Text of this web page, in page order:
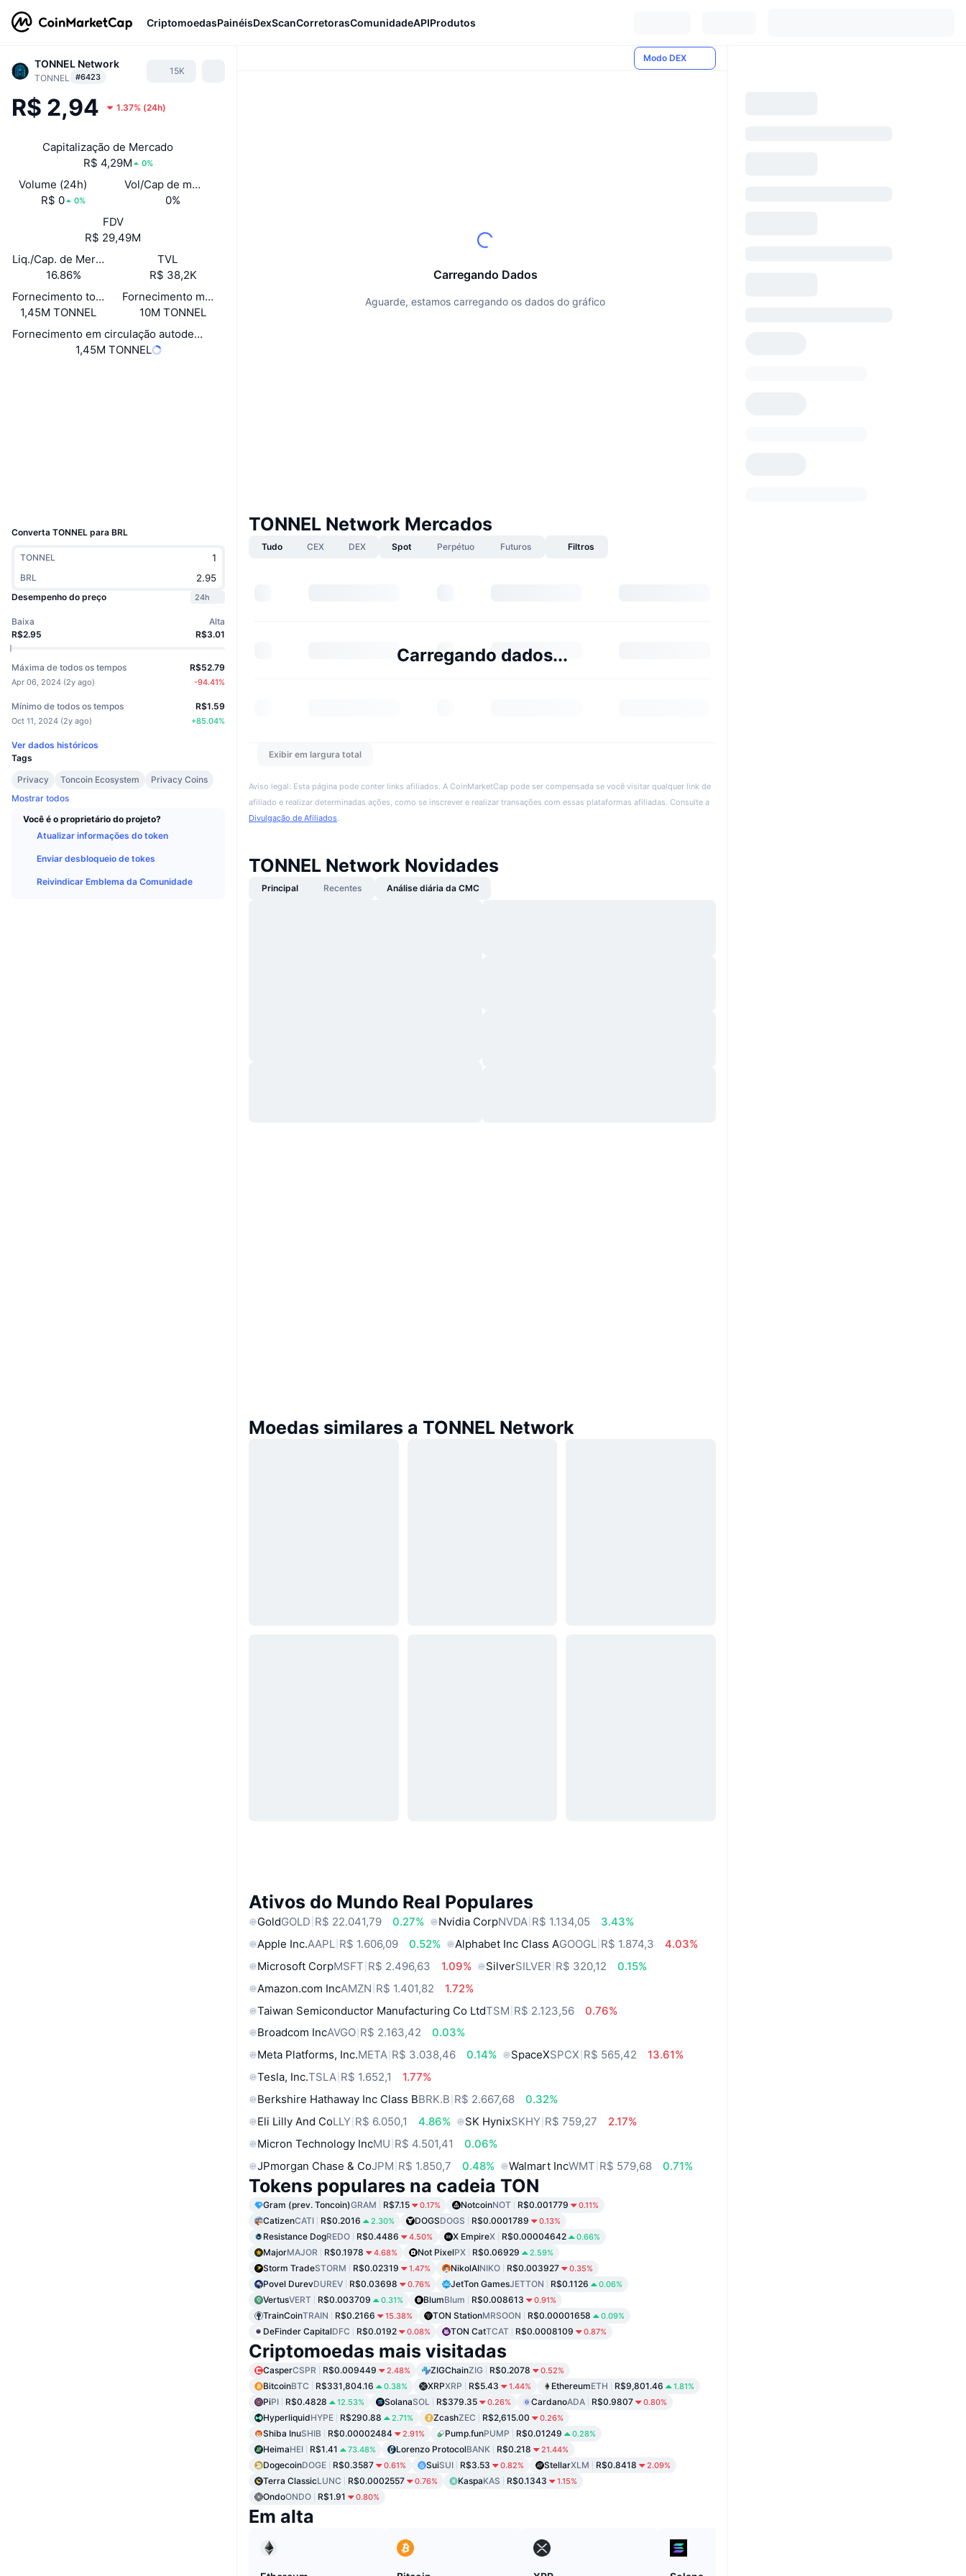
CriptomoedasPainéisDexScanCorretorasComunidadeAPIProdutos
TONNEL Network
TONNEL #6423
15K
R$ 2,94 1.37% (24h)
Capitalização de Mercado
R$ 4,29M
0%
Volume (24h)
R$ 0
0%
Vol/Cap de mercado (24h)
0%
FDV
R$ 29,49M
Liq./Cap. de Mercado
16.86%
TVL
R$ 38,2K
Fornecimento total
1,45M TONNEL
Fornecimento máximo
10M TONNEL
Fornecimento em circulação autodeclarado
1,45M TONNEL
Converta TONNEL para BRL
TONNEL
BRL
Desempenho do preço
24h
Baixa
R$2.95
Alta
R$3.01
Máxima de todos os tempos
Apr 06, 2024 (2y ago)
R$52.79
-94.41%
Mínimo de todos os tempos
Oct 11, 2024 (2y ago)
R$1.59
+85.04%
Ver dados históricos
Tags
Privacy
Toncoin Ecosystem
Privacy Coins
Mostrar todos
Você é o proprietário do projeto?
Atualizar informações do token
Enviar desbloqueio de tokes
Reivindicar Emblema da Comunidade
Modo DEX
Carregando Dados
Aguarde, estamos carregando os dados do gráfico
TONNEL Network Mercados
Tudo CEX DEX Spot Perpétuo Futuros Filtros
Carregando dados...
Exibir em largura total
Aviso legal: Esta página pode conter links afiliados. A CoinMarketCap pode ser compensada se você visitar qualquer link de
afiliado e realizar determinadas ações, como se inscrever e realizar transações com essas plataformas afiliadas. Consulte a
Divulgação de Afiliados.
TONNEL Network Novidades
Principal Recentes Análise diária da CMC
Moedas similares a TONNEL Network
Ativos do Mundo Real Populares
GoldGOLD R$ 22.041,79 0.27% Nvidia CorpNVDA R$ 1.134,05
3.43%
Apple Inc.AAPL R$ 1.606,09 0.52% Alphabet Inc Class AGOOGL R$ 1.874,3
4.03%
Microsoft CorpMSFT R$ 2.496,63 1.09% SilverSILVER R$ 320,12
0.15%
Amazon.com IncAMZN R$ 1.401,82
1.72%
Taiwan Semiconductor Manufacturing Co LtdTSM R$ 2.123,56
0.76%
Broadcom IncAVGO R$ 2.163,42
0.03%
Meta Platforms, Inc.META R$ 3.038,46 0.14% SpaceXSPCX R$ 565,42
13.61%
Tesla, Inc.TSLA R$ 1.652,1
1.77%
Berkshire Hathaway Inc Class BBRK.B R$ 2.667,68
0.32%
Eli Lilly And CoLLY R$ 6.050,1 4.86% SK HynixSKHY R$ 759,27
2.17%
Micron Technology IncMU R$ 4.501,41
0.06%
JPmorgan Chase & CoJPM R$ 1.850,7 0.48% Walmart IncWMT R$ 579,68 0.71%
Tokens populares na cadeia TON
Gram (prev. Toncoin)GRAM R$7.15 0.17% NotcoinNOT R$0.001779 0.11%
CatizenCATI R$0.2016 2.30% DOGSDOGS R$0.0001789 0.13%
Resistance DogREDO R$0.4486 4.50% X EmpireX R$0.00004642 0.66%
MajorMAJOR R$0.1978 4.68% Not PixelPX R$0.06929 2.59%
Storm TradeSTORM R$0.02319 1.47% NikolAINIKO R$0.003927 0.35%
Povel DurevDUREV R$0.03698 0.76% JetTon GamesJETTON R$0.1126 0.06%
VertusVERT R$0.003709 0.31% BlumBlum R$0.008613 0.91%
TrainCoinTRAIN R$0.2166 15.38% TON StationMRSOON R$0.00001658 0.09%
DeFinder CapitalDFC R$0.0192 0.08% TON CatTCAT R$0.0008109 0.87%
Criptomoedas mais visitadas
CasperCSPR R$0.009449 2.48% ZIGChainZIG R$0.2078 0.52%
BitcoinBTC R$331,804.16 0.38% XRPXRP R$5.43 1.44% EthereumETH R$9,801.46 1.81%
PiPI R$0.4828 12.53% SolanaSOL R$379.35 0.26% CardanoADA R$0.9807 0.80%
HyperliquidHYPE R$290.88 2.71% ZcashZEC R$2,615.00 0.26%
Shiba InuSHIB R$0.00002484 2.91% Pump.funPUMP R$0.01249 0.28%
HeimaHEI R$1.41 73.48% Lorenzo ProtocolBANK R$0.218 21.44%
DogecoinDOGE R$0.3587 0.61% SuiSUI R$3.53 0.82% StellarXLM R$0.8418 2.09%
Terra ClassicLUNC R$0.0002557 0.76% KaspaKAS R$0.1343 1.15%
OndoONDO R$1.91 0.80%
Em alta